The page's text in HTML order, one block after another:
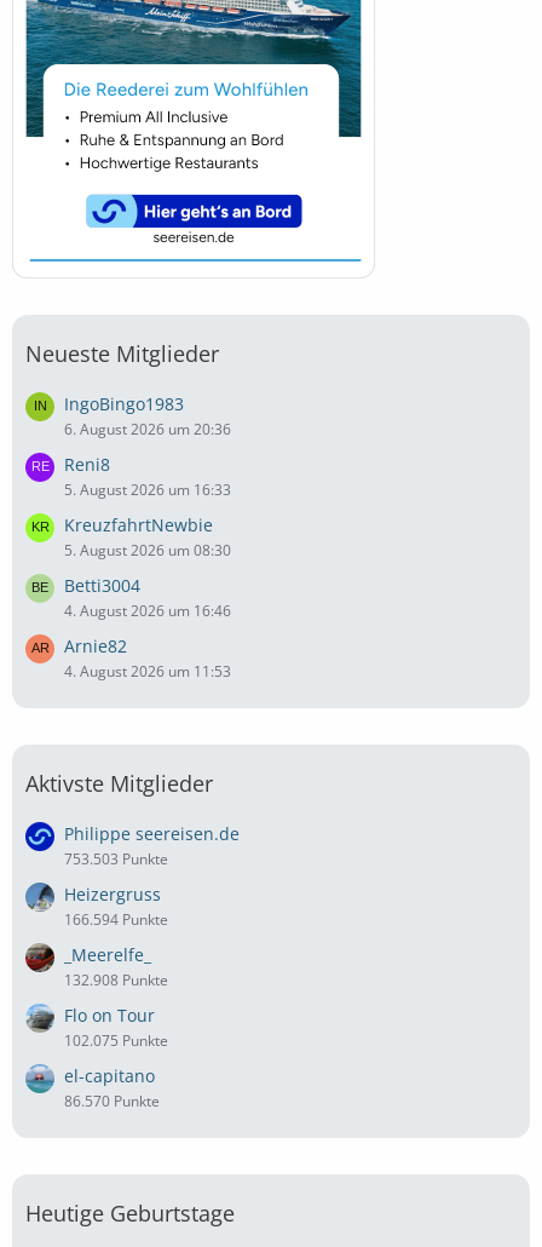
Neueste Mitglieder
IngoBingo1983
6. August 2026 um 20:36
Reni8
5. August 2026 um 16:33
KreuzfahrtNewbie
5. August 2026 um 08:30
Betti3004
4. August 2026 um 16:46
Arnie82
4. August 2026 um 11:53
Aktivste Mitglieder
Philippe seereisen.de
753.503 Punkte
Heizergruss
166.594 Punkte
_Meerelfe_
132.908 Punkte
Flo on Tour
102.075 Punkte
el-capitano
86.570 Punkte
Heutige Geburtstage